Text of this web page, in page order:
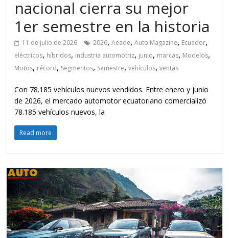
nacional cierra su mejor
1er semestre en la historia
11 de julio de 2026 2026,Aeade,Auto Magazine, Ecuador,
eléctricos, híbridos, industria automotriz, junio, marcas, Modelos,
Motos, récord, Segmentos, Semestre,vehículos,ventas
Con 78.185 vehículos nuevos vendidos. Entre enero y junio
de 2026, el mercado automotor ecuatoriano comercializó
78.185 vehículos nuevos, la
Read more